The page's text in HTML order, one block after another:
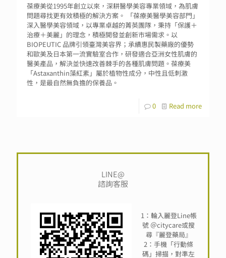
葆療美從1995年創立以來，深耕醫學美容專業領域，為肌膚
問題尋找更有效積極的解決方案。 「葆療美醫學美容部門」
深入醫學美容領域，以專業卓越的菁英團隊，秉持「保護＋
治療＋美麗」的理念，積極開發並創新市場需求。以
BIOPEUTIC 品牌引領臺灣美容界；承續惠民製藥廠的優勢
和歐美及日本第一流實驗室合作，研發適合亞洲女性肌膚的
醫美產品，解決並快速改善棘手的各種肌膚問題。葆療美
「Astaxanthin藻紅素」屬於植物性成分，中性且低刺激
性，是最自然無負擔的保養品。
0 Read more
LINE@
諮詢客服
1：輪入麗登Line帳
號 ＠citycare或搜
尋『麗登藥局』
2：手機「行動條
碼」掃描，對準左